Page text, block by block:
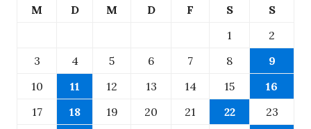
M D M D F S
S
1
2
3
4 5 6 7 8
9
10
11 12 13 14 15
16
17
18 19 20 21 22
23